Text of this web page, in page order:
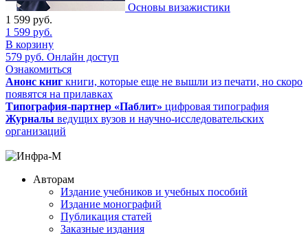
Основы визажистики
1 599 руб.
1 599 руб.
В корзину
579 руб. Онлайн доступ
Ознакомиться
Анонс книг книги, которые еще не вышли из печати, но скоро
появятся на прилавках
Типография-партнер «Паблит» цифровая типография
Журналы ведущих вузов и научно-исследовательских
организаций
Авторам
Издание учебников и учебных пособий
Издание монографий
Публикация статей
Заказные издания